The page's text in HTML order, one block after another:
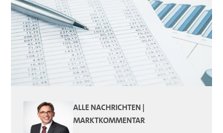
ALLE NACHRICHTEN |
MARKTKOMMENTAR